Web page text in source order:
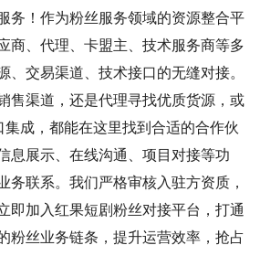
务！作为粉丝服务领域的资源整合平
商、代理、卡盟主、技术服务商等多
、交易渠道、技术接口的无缝对接。
售渠道，还是代理寻找优质货源，或
成，都能在这里找到合适的合作伙
息展示、在线沟通、项目对接等功
务联系。我们严格审核入驻方资质，
即加入红果短剧粉丝对接平台，打通
粉丝业务链条，提升运营效率，抢占